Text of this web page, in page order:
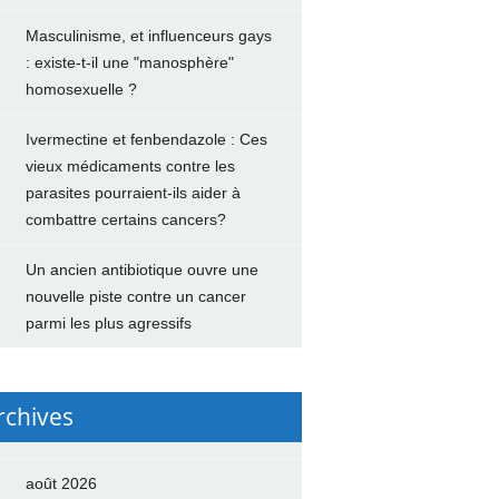
Masculinisme, et influenceurs gays
: existe-t-il une "manosphère"
homosexuelle ?
Ivermectine et fenbendazole : Ces
vieux médicaments contre les
parasites pourraient-ils aider à
combattre certains cancers?
Un ancien antibiotique ouvre une
nouvelle piste contre un cancer
parmi les plus agressifs
août 2026